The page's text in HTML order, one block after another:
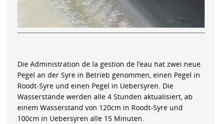
Die Administration de la gestion de l’eau hat zwei neue
Pegel an der Syre in Betrieb genommen, einen Pegel in
Roodt-Syre und einen Pegel in Uebersyren. Die
Wasserstände werden alle 4 Stunden aktualisiert, ab
einem Wasserstand von 120cm in Roodt-Syre und
100cm in Uebersyren alle 15 Minuten.